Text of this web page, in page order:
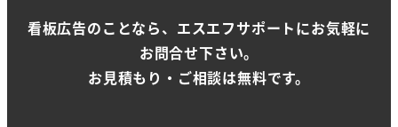
看板広告のことなら、エスエフサポートにお気軽に
お問合せ下さい。
お見積もり・ご相談は無料です。